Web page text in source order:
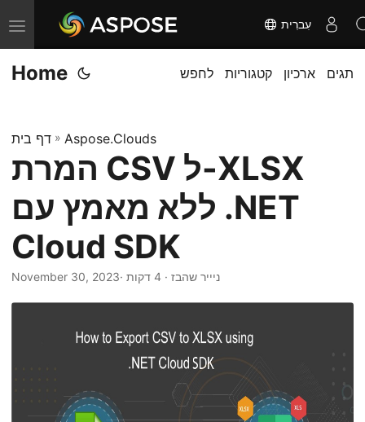
T
o
g
e
n
i
g
a
t
עִברִית
Home לחפש קטגוריות ארכיון תגים
דף בית » Aspose.Clouds
המרת CSV ל-XLSX
ללא מאמץ עם .NET
Cloud SDK
November 30, 2023 · ניייר שהבז · 4 דקות